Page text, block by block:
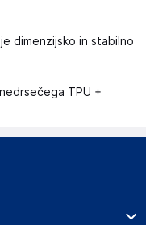
dimenzijsko in stabilno
TPU +